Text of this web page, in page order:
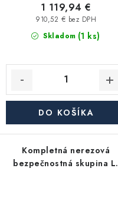
Skladom (1 ks)
910,52 € bez DPH
1 119,94 €
DO KOŠÍKA
Kompletná nerezová
bezpečnostná skupina L-